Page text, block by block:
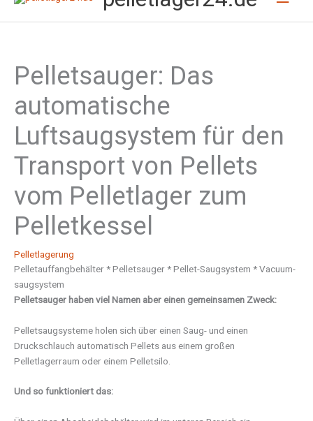
Pelletsauger: Das
automatische
Luftsaugsystem für den
Transport von Pellets
vom Pelletlager zum
Pelletkessel
Pelletlagerung
Pelletauffangbehälter * Pelletsauger * Pellet-Saugsystem * Vacuum-
saugsystem
Pelletsauger haben viel Namen aber einen gemeinsamen Zweck:
Pelletsaugsysteme holen sich über einen Saug- und einen
Druckschlauch automatisch Pellets aus einem großen
Pelletlagerraum oder einem Pelletsilo.
Und so funktioniert das: